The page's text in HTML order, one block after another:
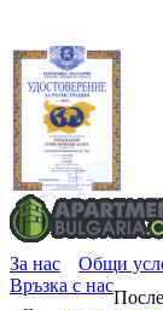
За нас Общи
Връзка с нас